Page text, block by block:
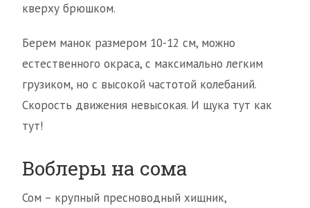
кверху брюшком.
Берем манок размером 10-12 см, можно
естественного окраса, с максимально легким
грузиком, но с высокой частотой колебаний.
Скорость движения невысокая. И щука тут как
тут!
Воблеры на сома
Сом – крупный пресноводный хищник,